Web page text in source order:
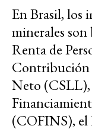
En Brasil, los
minerales
Renta de
Contribución
Neto
(COFINS), el